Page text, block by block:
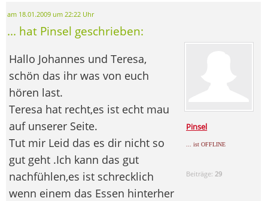
am 18.01.2009 um 22:22 Uhr
... hat Pinsel geschrieben:
Pinsel
... ist OFFLINE
Beiträge: 29
Hallo Johannes und Teresa,
schön das ihr was von euch
hören last.
Teresa hat recht,es ist echt mau
auf unserer Seite.
Tut mir Leid das es dir nicht so
gut geht .Ich kann das gut
nachfühlen,es ist schrecklich
wenn einem das Essen hinterher